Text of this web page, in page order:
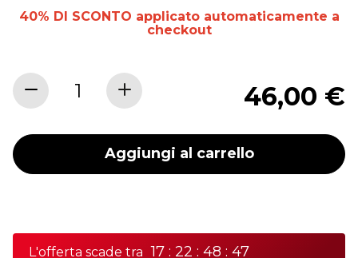
40% DI SCONTO applicato automaticamente a
checkout
46,00 €
Aggiungi al carrello
L'offerta scade tra 17 : 22 : 48 : 47